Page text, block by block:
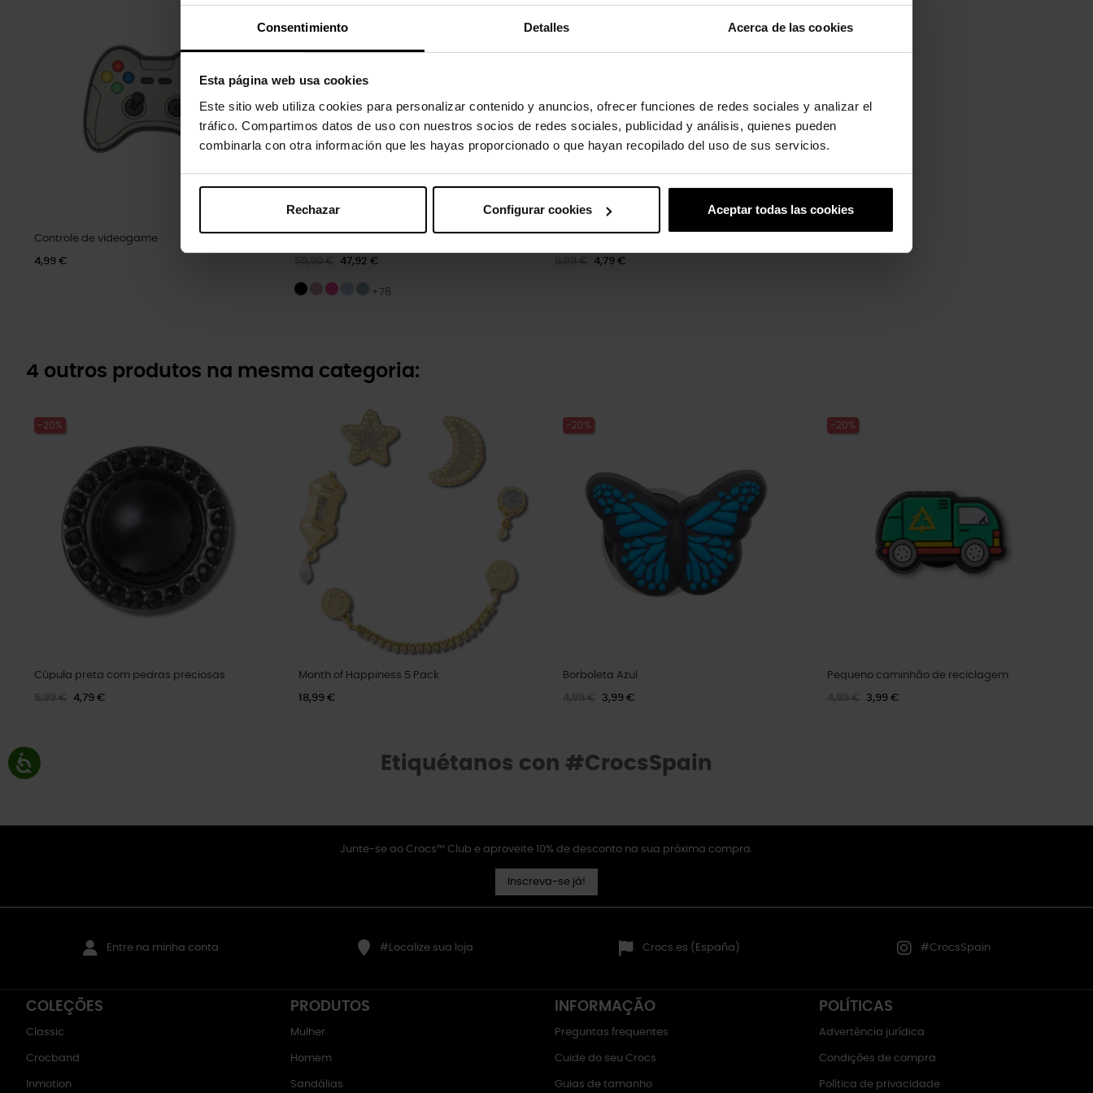
Consentimiento Detalles Acerca de las cookies
Esta página web usa cookies
Este sitio web utiliza cookies para personalizar contenido y anuncios, ofrecer funciones de redes sociales y analizar el
tráfico. Compartimos datos de uso con nuestros socios de redes sociales, publicidad y análisis, quienes pueden
combinarla con otra información que les hayas proporcionado o que hayan recopilado del uso de sus servicios.
Rechazar Configurar cookies Aceptar todas las cookies
Controle de videogame
4,99 € 47,92 €
+76
4,79 €
4 outros produtos na mesma categoria:
-20%
Cúpula preta com pedras preciosas
5,99 € 4,79 €
Month of Happiness 5 Pack
18,99 €
-20%
Borboleta Azul
4,99 € 3,99 €
-20%
Pequeno caminhão de reciclagem
4,99 € 3,99 €
Etiquétanos con #CrocsSpain
Junte-se ao Crocs™ Club e aproveite 10% de desconto na sua próxima compra.
Inscreva-se já!
Entre na minha conta #Localize sua loja Crocs.es (España) #CrocsSpain
COLEÇÕES
Classic
Crocband
Inmotion
PRODUTOS
Mulher
Homem
Sandálias
INFORMAÇÃO
Preguntas frequentes
Cuide do seu Crocs
Guias de tamanho
POLÍTICAS
Advertência jurídica
Condições de compra
Política de privacidade